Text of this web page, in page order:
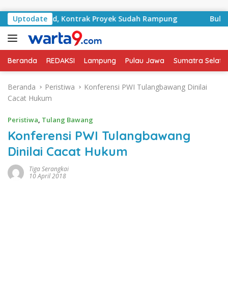
Uptodate
Basyid, Kontrak Proyek Sudah Rampung Bulan
Beranda REDAKSI Lampung Pulau Jawa Sumatra
Beranda Peristiwa
Konferensi PWI Tulangbawang Dinilai
Cacat Hukum
Peristiwa, Tulang Bawang
Konferensi PWI Tulangbawang
Dinilai Cacat Hukum
Tiga Serangkai
10 April 2018